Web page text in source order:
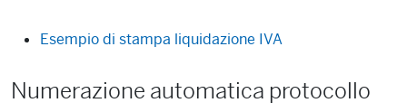
Esempio di stampa liquidazione IVA
Numerazione automatica protocollo